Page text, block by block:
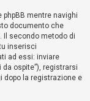
mentre navighi
documento che
Il secondo metodo di
inserisci
ad essi: inviare
ospite”), registrarsi
dopo la registrazione e